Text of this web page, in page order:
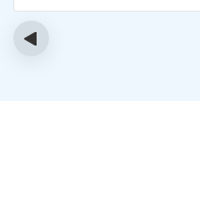
стало легче.
‹